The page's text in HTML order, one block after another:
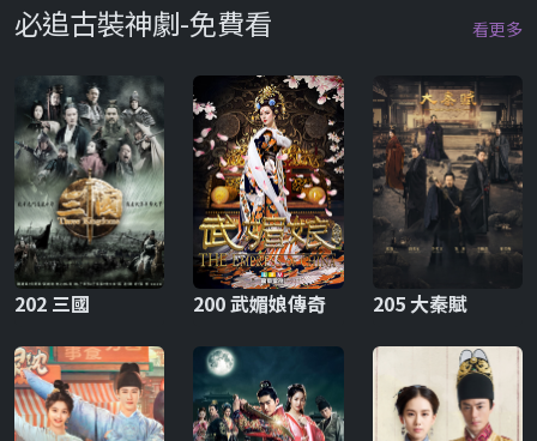
必追古裝神劇-免費看 看更多
202 三國 200 武媚娘傳奇 205 大秦賦